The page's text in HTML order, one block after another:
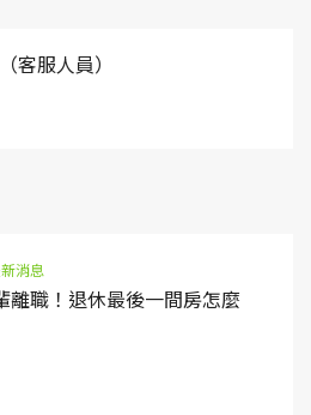
客服人員）
消息
離職！退休最後一間房怎麼